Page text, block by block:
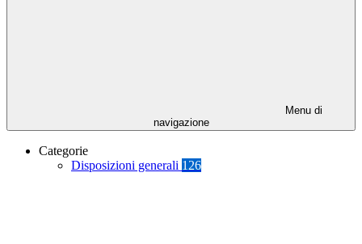
Menu di
navigazione
Categorie
Disposizioni generali 126